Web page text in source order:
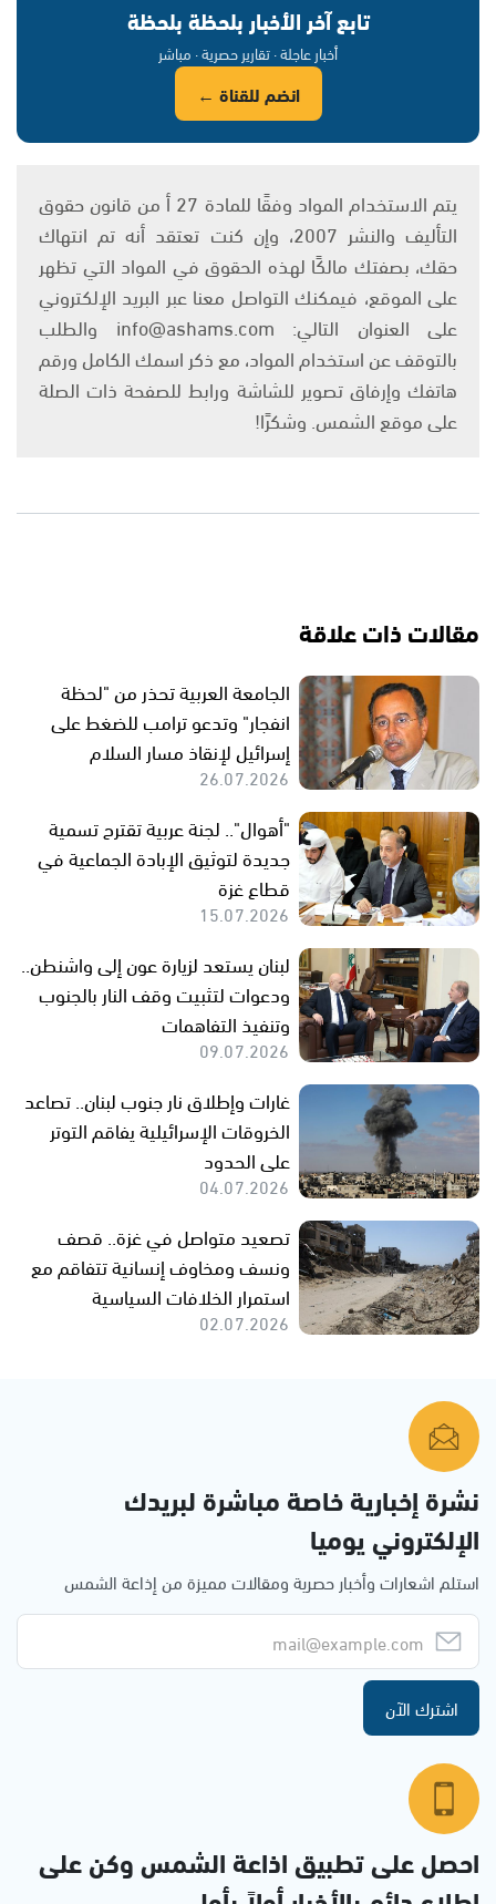
تابع آخر الأخبار بلحظة بلحظة
أخبار عاجلة · تقارير حصرية · مباشر
انضم للقناة ←
يتم الاستخدام المواد وفقًا للمادة 27 أ من قانون حقوق
التأليف والنشر 2007، وإن كنت تعتقد أنه تم انتهاك
حقك، بصفتك مالكًا لهذه الحقوق في المواد التي تظهر
على الموقع، فيمكنك التواصل معنا عبر البريد الإلكتروني
على العنوان التالي: info@ashams.com والطلب
بالتوقف عن استخدام المواد، مع ذكر اسمك الكامل ورقم
هاتفك وإرفاق تصوير للشاشة ورابط للصفحة ذات الصلة
على موقع الشمس. وشكرًا!
مقالات ذات علاقة
الجامعة العربية تحذر من "لحظة
انفجار" وتدعو ترامب للضغط على
إسرائيل لإنقاذ مسار السلام
26.07.2026
"أهوال".. لجنة عربية تقترح تسمية
جديدة لتوثيق الإبادة الجماعية في
قطاع غزة
15.07.2026
لبنان يستعد لزيارة عون إلى واشنطن..
ودعوات لتثبيت وقف النار بالجنوب
وتنفيذ التفاهمات
09.07.2026
غارات وإطلاق نار جنوب لبنان.. تصاعد
الخروقات الإسرائيلية يفاقم التوتر
على الحدود
04.07.2026
تصعيد متواصل في غزة.. قصف
ونسف ومخاوف إنسانية تتفاقم مع
استمرار الخلافات السياسية
02.07.2026
نشرة إخبارية خاصة مباشرة لبريدك
الإلكتروني يوميا
استلم اشعارات وأخبار حصرية ومقالات مميزة من إذاعة الشمس
اشترك الآن
احصل على تطبيق اذاعة الشمس وكن على